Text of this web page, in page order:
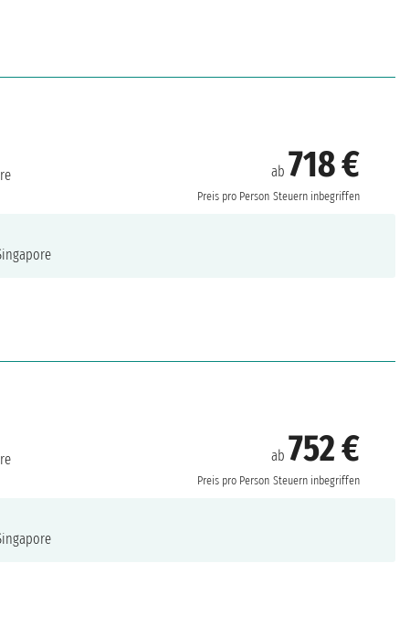
ab 718 €
Preis pro Person Steuern inbegriffen
ab 752 €
Preis pro Person Steuern inbegriffen